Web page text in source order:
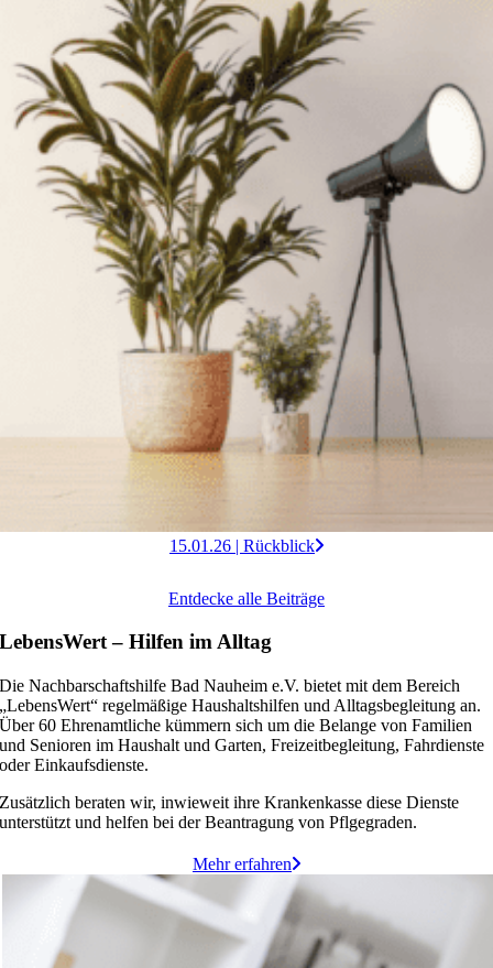
15.01.26 | Rückblick
Entdecke alle Beiträge
LebensWert – Hilfen im Alltag
Die Nachbarschaftshilfe Bad Nauheim e.V. bietet mit dem Bereich
„LebensWert“ regelmäßige Haushaltshilfen und Alltagsbegleitung an.
Über 60 Ehrenamtliche kümmern sich um die Belange von Familien
und Senioren im Haushalt und Garten, Freizeitbegleitung, Fahrdienste
oder Einkaufsdienste.
Zusätzlich beraten wir, inwieweit ihre Krankenkasse diese Dienste
unterstützt und helfen bei der Beantragung von Pflgegraden.
Mehr erfahren